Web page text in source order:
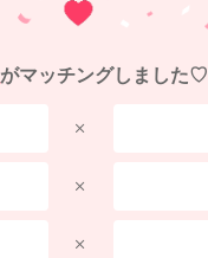
がマッチングしました♡